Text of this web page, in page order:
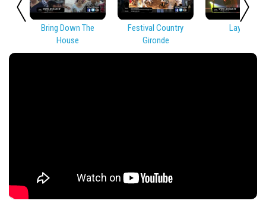
Bring Down The
House
Festival Country
Gironde
Lay Low